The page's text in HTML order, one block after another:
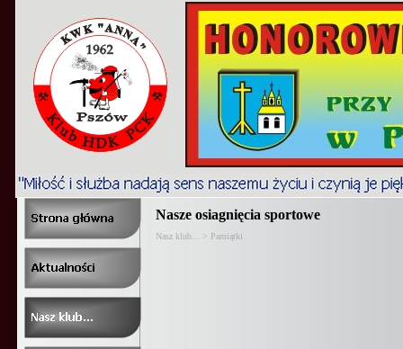
Nasze osiagnięcia sportowe
Nasz klub... > Pamiątki